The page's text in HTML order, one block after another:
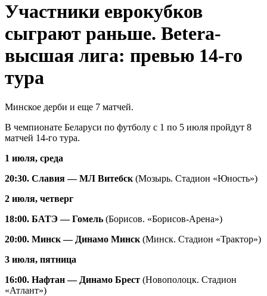
Участники еврокубков
сыграют раньше. Betera-
высшая лига: превью 14-го
тура
Минское дерби и еще 7 матчей.
В чемпионате Беларуси по футболу с 1 по 5 июля пройдут 8
матчей 14-го тура.
1 июля, среда
20:30. Славия — МЛ Витебск (Мозырь. Стадион «Юность»)
2 июля, четверг
18:00. БАТЭ — Гомель (Борисов. «Борисов-Арена»)
20:00. Минск — Динамо Минск (Минск. Стадион «Трактор»)
3 июля, пятница
16:00. Нафтан — Динамо Брест (Новополоцк. Стадион
«Атлант»)